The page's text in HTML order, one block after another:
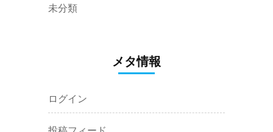
未分類
メタ情報
ログイン